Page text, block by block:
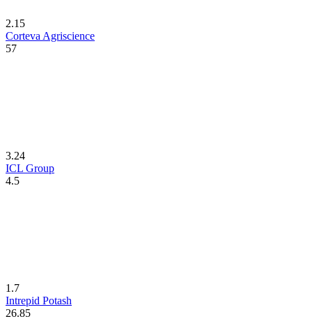
2.15
Corteva Agriscience
57
3.24
ICL Group
4.5
1.7
Intrepid Potash
26.85